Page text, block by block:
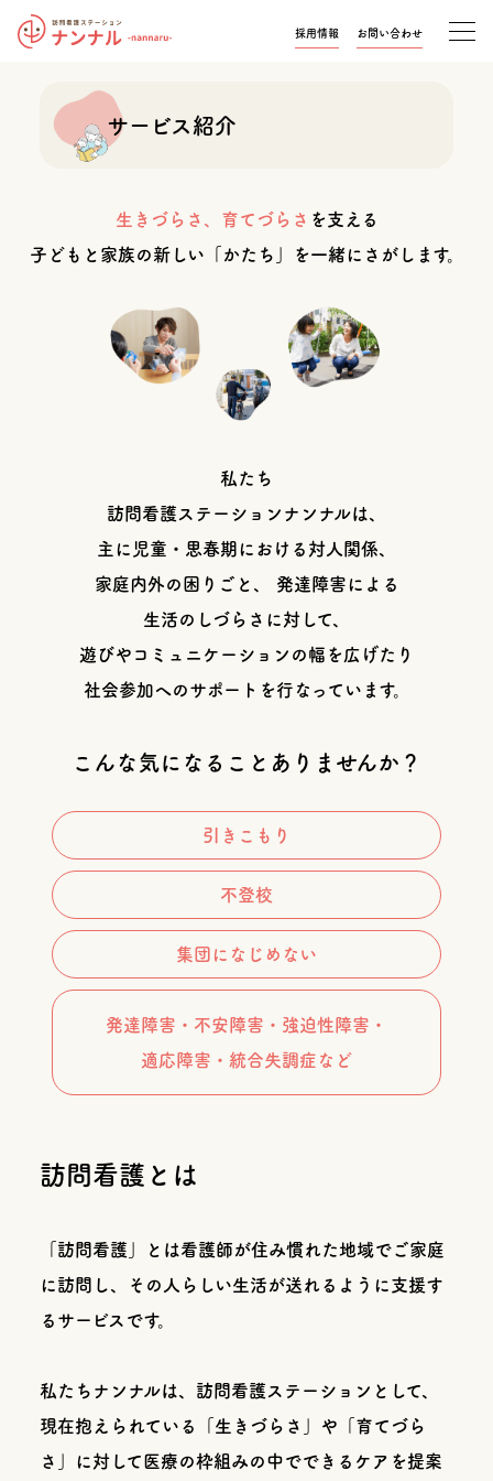
採用情報 お問い合わせ
サービス紹介
生きづらさ、育てづらさ を支える
子どもと家族の新しい「かたち」を一緒にさがします。
私たち
訪問看護ステーションナンナルは、
主に児童・思春期における対人関係、
家庭内外の困りごと、 発達障害による
生活のしづらさに対して、
遊びやコミュニケーションの幅を広げたり
社会参加へのサポートを行なっています。
こんな気になることありませんか？
引きこもり
不登校
集団に なじめない
発達障害・不安障害・強迫性障害・
適応障害・統合失調症など
訪問看護とは
「訪問看護」とは看護師が住み慣れた地域でご家庭
に訪問し、その人らしい生活が送れるように支援す
るサービスです。
私たちナンナルは、訪問看護ステーションとして、
現在抱えられている「生きづらさ」や「育てづら
さ」に対して医療の枠組みの中でできるケアを提案